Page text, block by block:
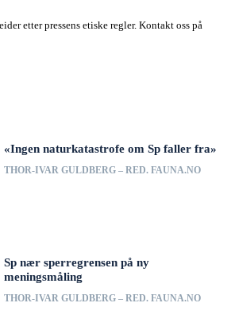
etter pressens etiske regler. Kontakt oss på
«Ingen naturkatastrofe om Sp faller fra»
THOR-IVAR GULDBERG – RED. FAUNA.NO
Sp nær sperregrensen på ny
meningsmåling
THOR-IVAR GULDBERG – RED. FAUNA.NO